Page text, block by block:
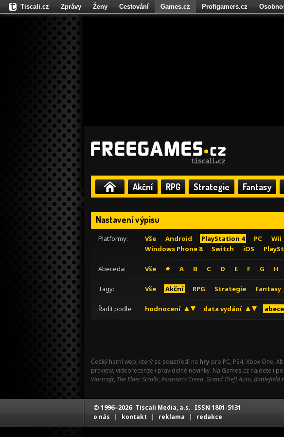
Akční RPG Strategie Fantasy
Nastavení výpisu
Platformy: Vše Android PlayStation 4 PC Wii
Windows Phone 8
Switch iOS
Abeceda: Vše # A B C D E F G H
Tagy: Vše Akční RPG Strategie Fantasy
Řadit podle: hodnocení data vydání
Český herní web, který se soustředí na hry pro PC, PS4, Xbox One,
preview, videorecenze i pravidelné novinky. Na Games.cz najdete i
Warcraft, The Elder Scrolls,Assassin's Creed, Grand Theft Auto, Battlefield
Tiscali.cz Zprávy Ženy Cestování Games.cz Profigamers.cz
Fights.cz
© 1996–2026 Tiscali Media, a.s. ISSN 1801-5131
o nás | kontakt | reklama | redakce